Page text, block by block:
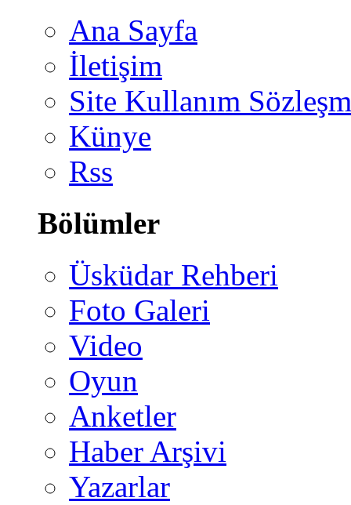
Ana Sayfa
İletişim
Site Kullanım
Künye
Rss
Bölümler
Üsküdar Rehberi
Foto Galeri
Video
Oyun
Anketler
Haber Arşivi
Yazarlar